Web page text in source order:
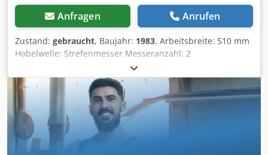
Anfragen Anrufen
Zustand: gebraucht, Baujahr: 1983, Arbeitsbreite: 510 mm
Hobelwelle: Strefenmesser Messeranzahl: 2
Abrichttischlänge: 2800 mm Verstellung Abrichttisch:
hydraulisch / Fußpedal Hohl- Spitzfugenverstellung: ja
Anzeige Spahnabnahme: Scala Anzeige Hohl- Spitzfuge:
Scala Abrichtanschlag Winkel verstellbar: ja Motorleistung:
5,5 kW Motorbremse: ja, automatisch Maschinenlänge:
2800 mm Dcodpfxszq Dcbs Acysk Maschinebreite: 1000mm
Gewicht: 1050 kg